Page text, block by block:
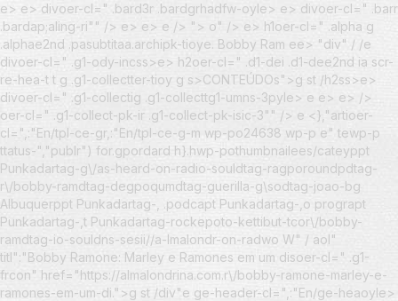
e> e> divoer-cl=" .bard3r .bardgrhadfw-oyle> e> divoer-cl=" .barr
.bardap;aling-ri"" /> e> e> e /> "> o" /> e> h1oer-cl=" .alpha g
.alphae2nd .pasubtitaa.archipk-tioye. Bobby Ram ee> "div" / /e
divoer-cl=" .g1-ody-incss>e> h2oer-cl=" .d1-dei .d1-dee2nd ia scr-
re-hea-t t g .g1-collectter-tioy g s>CONTEÚDOs">g st /h2ss>e>
divoer-cl=" .g1-collectig .g1-collecttg1-umns-3pyle> e e> e> />
oer-cl=" .g1-collect-pk-ir .g1-collect-pk-isic-3"" /> e <},"artioer-
cl=",:"En/tpl-ce-gr,:"En/tpl-ce-g-m wp-po24638 wp-p e" tewp-p
ttatus-","publr") for.gpordard h}.hwp-pothumbnailees/cateyppt
Punkadartag-g\/as-heard-on-radio-souldtag-ragporoundpdtag-
r\/bobby-ramdtag-degpoqumdtag-guerilla-g\sodtag-joao-bg
Albuquerppt Punkadartag-, .podcapt Punkadartag-,o prograpt
Punkadartag-,t Punkadartag-rockepoto-kettibut-tcor\/bobby-
ramdtag-io-souldns-sesii//a-lmalondr-on-radwo W" / aol"
titl":"Bobby Ramone: Marley e Ramones em um disoer-cl=" .g1-
frcon" href="https://almalondrina.com.r\/bobby-ramone-marley-e-
ramones-em-um-di.">g st /div"e ge-header-cl=",:"En/ge-heaoyle>